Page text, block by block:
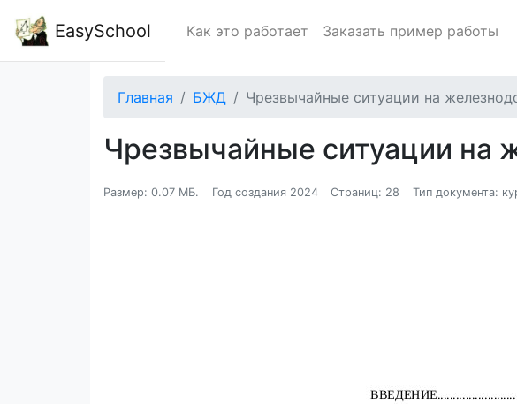
EasySchool Как это работает Заказать пример работы
Главная БЖД Чрезвычайные ситуации на
Чрезвычайные ситуации на
Размер: 0.07 МБ. Год создания 2024 Страниц: 28 Тип документа: